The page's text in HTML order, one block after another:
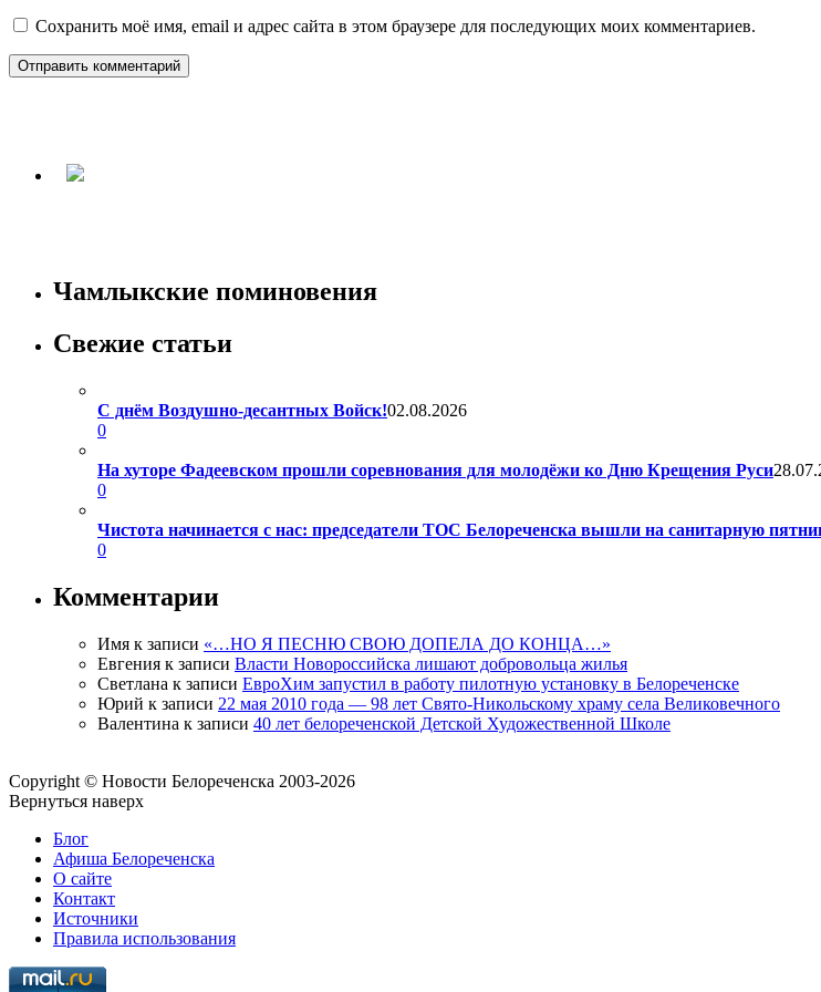
Сохранить моё имя, email и адрес сайта в этом браузере для последующих моих комментариев.
Чамлыкские поминовения
Свежие статьи
С днём Воздушно-десантных Войск!02.08.2026
0
На хуторе Фадеевском прошли соревнования для молодёжи ко Дню Крещения Руси
0
Чистота начинается с нас: председатели ТОС Белореченска вышли на санитарную
0
Комментарии
Имя к записи «…НО Я ПЕСНЮ СВОЮ ДОПЕЛА ДО КОНЦА…»
Евгения к записи Власти Новороссийска лишают добровольца жилья
Светлана к записи ЕвроХим запустил в работу пилотную установку в Белореченске
Юрий к записи 22 мая 2010 года — 98 лет Свято-Никольскому храму села Великовечного
Валентина к записи 40 лет белореченской Детской Художественной Школе
Copyright © Новости Белореченска 2003-2026
Вернуться наверх
Блог
Афиша Белореченска
О сайте
Контакт
Источники
Правила использования